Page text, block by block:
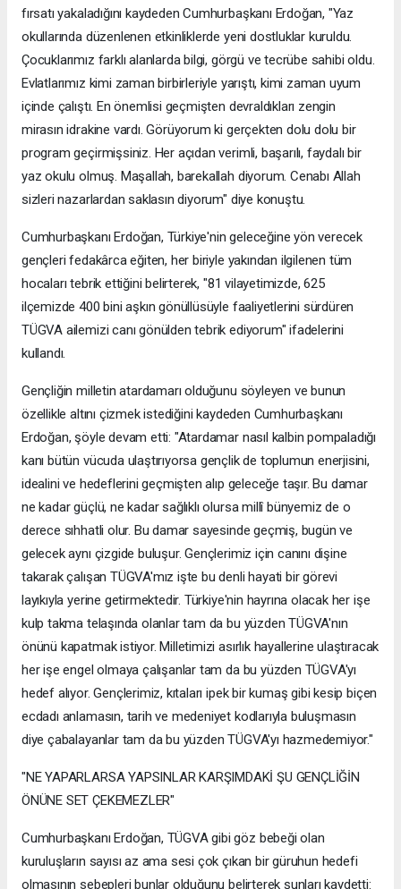
fırsatı yakaladığını kaydeden Cumhurbaşkanı Erdoğan, "Yaz
okullarında düzenlenen etkinliklerde yeni dostluklar kuruldu.
Çocuklarımız farklı alanlarda bilgi, görgü ve tecrübe sahibi oldu.
Evlatlarımız kimi zaman birbirleriyle yarıştı, kimi zaman uyum
içinde çalıştı. En önemlisi geçmişten devraldıkları zengin
mirasın idrakine vardı. Görüyorum ki gerçekten dolu dolu bir
program geçirmişsiniz. Her açıdan verimli, başarılı, faydalı bir
yaz okulu olmuş. Maşallah, barekallah diyorum. Cenabı Allah
sizleri nazarlardan saklasın diyorum" diye konuştu.
Cumhurbaşkanı Erdoğan, Türkiye'nin geleceğine yön verecek
gençleri fedakârca eğiten, her biriyle yakından ilgilenen tüm
hocaları tebrik ettiğini belirterek, "81 vilayetimizde, 625
ilçemizde 400 bini aşkın gönüllüsüyle faaliyetlerini sürdüren
TÜGVA ailemizi canı gönülden tebrik ediyorum" ifadelerini
kullandı.
Gençliğin milletin atardamarı olduğunu söyleyen ve bunun
özellikle altını çizmek istediğini kaydeden Cumhurbaşkanı
Erdoğan, şöyle devam etti: "Atardamar nasıl kalbin pompaladığı
kanı bütün vücuda ulaştırıyorsa gençlik de toplumun enerjisini,
idealini ve hedeflerini geçmişten alıp geleceğe taşır. Bu damar
ne kadar güçlü, ne kadar sağlıklı olursa millî bünyemiz de o
derece sıhhatli olur. Bu damar sayesinde geçmiş, bugün ve
gelecek aynı çizgide buluşur. Gençlerimiz için canını dişine
takarak çalışan TÜGVA'mız işte bu denli hayati bir görevi
layıkıyla yerine getirmektedir. Türkiye'nin hayrına olacak her işe
kulp takma telaşında olanlar tam da bu yüzden TÜGVA'nın
önünü kapatmak istiyor. Milletimizi asırlık hayallerine ulaştıracak
her işe engel olmaya çalışanlar tam da bu yüzden TÜGVA'yı
hedef alıyor. Gençlerimiz, kıtaları ipek bir kumaş gibi kesip biçen
ecdadı anlamasın, tarih ve medeniyet kodlarıyla buluşmasın
diye çabalayanlar tam da bu yüzden TÜGVA'yı hazmedemiyor."
"NE YAPARLARSA YAPSINLAR KARŞIMDAKİ ŞU GENÇLİĞİN
ÖNÜNE SET ÇEKEMEZLER"
Cumhurbaşkanı Erdoğan, TÜGVA gibi göz bebeği olan
kuruluşların sayısı az ama sesi çok çıkan bir güruhun hedefi
olmasının sebepleri bunlar olduğunu belirterek şunları kaydetti: